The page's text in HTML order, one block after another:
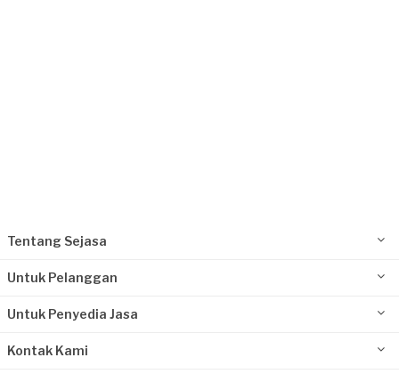
Tentang Sejasa
Untuk Pelanggan
Untuk Penyedia Jasa
Kontak Kami